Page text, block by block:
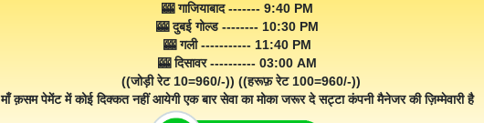
🎰 गाजियाबाद ------- 9:40 PM
🎰 दुबई गोल्ड -------- 10:30 PM
🎰 गली ----------- 11:40 PM
🎰 दिसावर ---------- 03:00 AM
((जोड़ी रेट 10=960/-)) ((हरूफ़ रेट 100=960/-))
माँ क़सम पेमेंट में कोई दिक्कत नहीं आयेगी एक बार सेवा का मोका जरूर दे सट्टा कंपनी मैनेजर की ज़िम्मेवारी है